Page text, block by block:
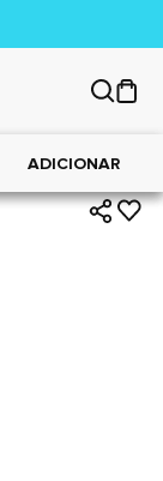
ADICIONAR